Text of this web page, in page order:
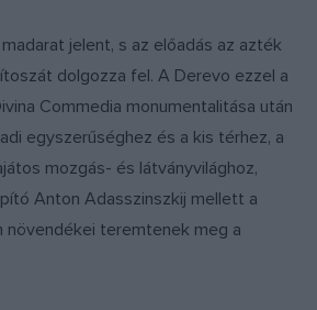
jelent, s az előadás az azték
dolgozza fel. A Derevo ezzel a
Commedia monumentalitása után
egyszerűséghez és a kis térhez, a
mozgás- és látványvilághoz,
Anton Adasszinszkij mellett a
növendékei teremtenek meg a